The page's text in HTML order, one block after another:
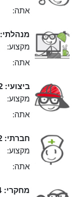
אתה:
מנהלתי: 7.6
מקצוע:
אתה:
ביצועי: 6.2
מקצוע:
אתה:
חברתי: 6.2
מקצוע:
אתה:
מחקרי: 2.4